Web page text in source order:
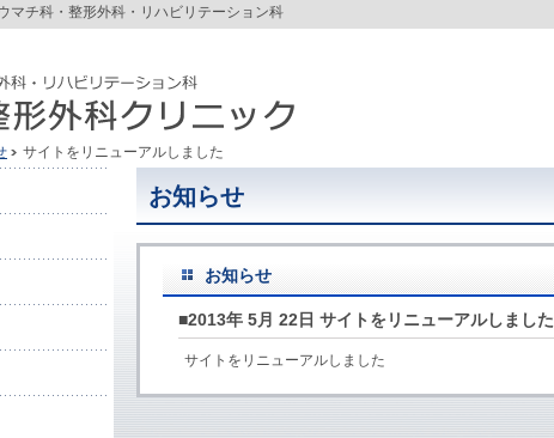
マチ科・整形外科・リハビリテーション科
サイトをリニューアルしました
お知らせ
お知らせ
■2013年 5月 22日 サイトをリニューアルしました
サイトをリニューアルしました